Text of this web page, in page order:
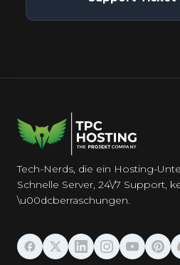
Tech-Nerds, die ein Hosting-
Schnelle Server, 24\/7 Support,
\u00dcberraschungen.